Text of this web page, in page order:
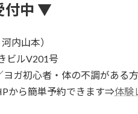
付中 ▼
内山本）
ビルV201号
ヨガ初心者・体の不調がある
から簡単予約できます⇒体験